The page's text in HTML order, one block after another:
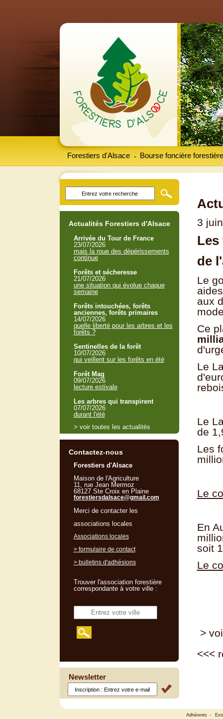
Forestiers d'Alsace Bourse foncière forestière
-
3
Les
de
Le
aux
Ce
Le
Le
de
Les
Le
En
soit
Le
>
<<<
Actualités Forestiers d'Alsace
Arrivée du Tour de France
23/07/2026
mais la roue des dépérissements
continue
Forêts et sécheresse
21/07/2026
une situation qui évolue chaque
semaine
Forêts intouchées, forêts
anciennes, forêts primaires
14/07/2026
quelle liberté pour les arbres et les
forêts ?
Sentinelles de la forêt
10/07/2026
qui veillent sur les forêts en été
Forêt Mag
09/07/2026
lecture estivale
Les arbres qui transpirent
07/07/2026
durant l'été
> voir toutes les actualités
Contactez-nous
Forestiers d'Alsace
Maison de l'Agriculture
11, rue Jean Mermoz
68127 Ste Croix en Plaine
forestiersdalsace@gmail.com
Merci de contacter les
associations locales
Associations locales
> formulaire de contact
> bulletins d'adhésions
Trouver l'association forestière
correspondante à votre ville :
Newsletter
Adhérents -